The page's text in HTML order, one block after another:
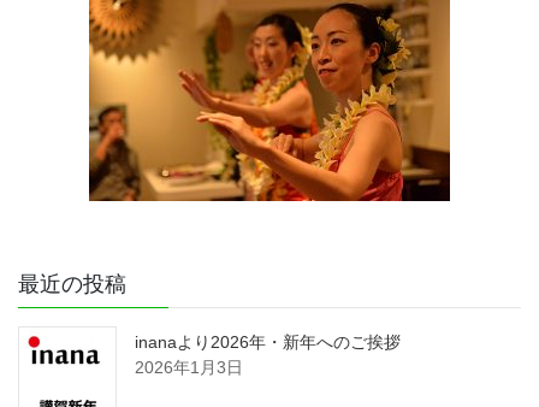
最近の投稿
inanaより2026年・新年へのご挨拶
2026年1月3日